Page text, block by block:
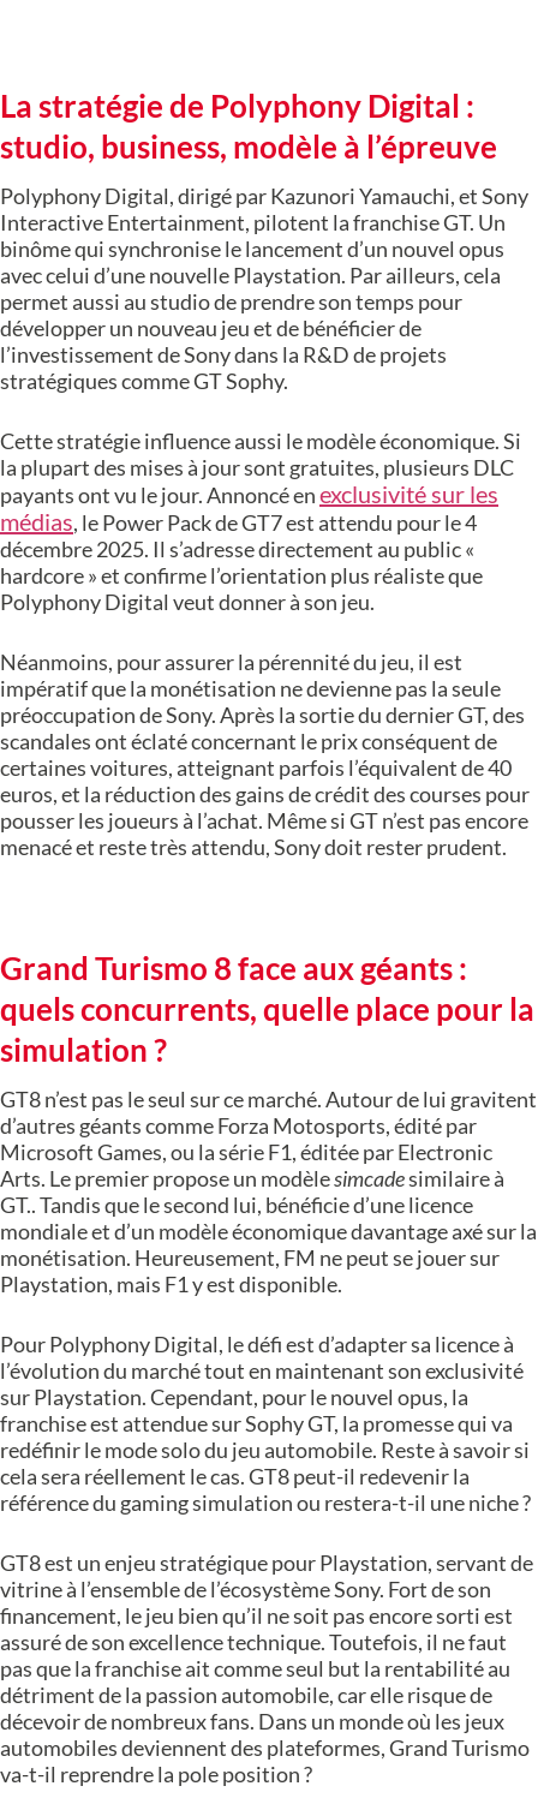
La stratégie de Polyphony Digital :
studio, business, modèle à l’épreuve
Polyphony Digital, dirigé par Kazunori Yamauchi, et Sony
Interactive Entertainment, pilotent la franchise GT. Un
binôme qui synchronise le lancement d’un nouvel opus
avec celui d’une nouvelle Playstation. Par ailleurs, cela
permet aussi au studio de prendre son temps pour
développer un nouveau jeu et de bénéficier de
l’investissement de Sony dans la R&D de projets
stratégiques comme GT Sophy.
Cette stratégie influence aussi le modèle économique. Si
la plupart des mises à jour sont gratuites, plusieurs DLC
payants ont vu le jour. Annoncé enexclusivité sur les
médias, le Power Pack de GT7 est attendu pour le 4
décembre 2025. Il s’adresse directement au public «
hardcore » et confirme l’orientation plus réaliste que
Polyphony Digital veut donner à son jeu.
Néanmoins, pour assurer la pérennité du jeu, il est
impératif que la monétisation ne devienne pas la seule
préoccupation de Sony. Après la sortie du dernier GT, des
scandales ont éclaté concernant le prix conséquent de
certaines voitures, atteignant parfois l’équivalent de 40
euros, et la réduction des gains de crédit des courses pour
pousser les joueurs à l’achat. Même si GT n’est pas encore
menacé et reste très attendu, Sony doit rester prudent.
Grand Turismo 8 face aux géants :
quels concurrents, quelle place pour la
simulation ?
GT8 n’est pas le seul sur ce marché. Autour de lui gravitent
d’autres géants comme Forza Motosports, édité par
Microsoft Games, ou la série F1, éditée par Electronic
Arts. Le premier propose un modèlesimcadesimilaire à
GT.. Tandis que le second lui, bénéficie d’une licence
mondiale et d’un modèle économique davantage axé sur la
monétisation. Heureusement, FM ne peut se jouer sur
Playstation, mais F1 y est disponible.
Pour Polyphony Digital, le défi est d’adapter sa licence à
l’évolution du marché tout en maintenant son exclusivité
sur Playstation. Cependant, pour le nouvel opus, la
franchise est attendue sur Sophy GT, la promesse qui va
redéfinir le mode solo du jeu automobile. Reste à savoir si
cela sera réellement le cas. GT8 peut-il redevenir la
référence du gaming simulation ou restera-t-il une niche ?
GT8 est un enjeu stratégique pour Playstation, servant de
vitrine à l’ensemble de l’écosystème Sony. Fort de son
financement, le jeu bien qu’il ne soit pas encore sorti est
assuré de son excellence technique. Toutefois, il ne faut
pas que la franchise ait comme seul but la rentabilité au
détriment de la passion automobile, car elle risque de
décevoir de nombreux fans. Dans un monde où les jeux
automobiles deviennent des plateformes, Grand Turismo
va-t-il reprendre la pole position ?